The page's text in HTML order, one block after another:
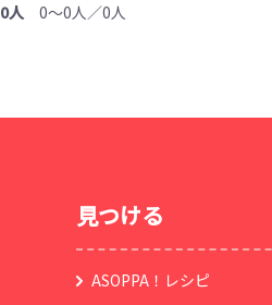
0人0～0人／0人
見つける
ASOPPA！レシピ